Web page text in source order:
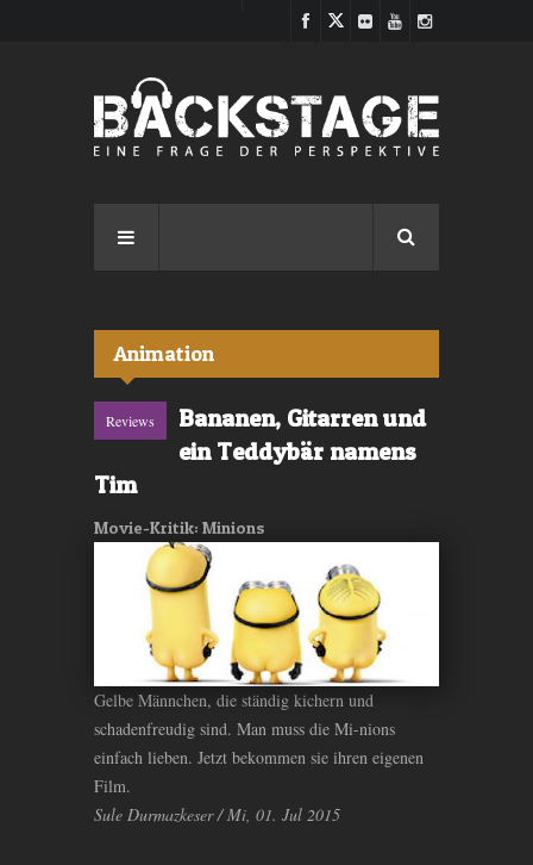
Animation
Reviews
Bananen, Gitarren und
ein Teddybär namens
Tim
Movie-Kritik: Minions
Gelbe Männchen, die ständig kichern und
schadenfreudig sind. Man muss die Mi-nions
einfach lieben. Jetzt bekommen sie ihren eigenen
Film.
Sule Durmazkeser / Mi, 01. Jul 2015